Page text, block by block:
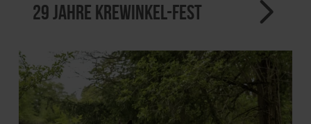
29 Jahre Krewinkel-Fest